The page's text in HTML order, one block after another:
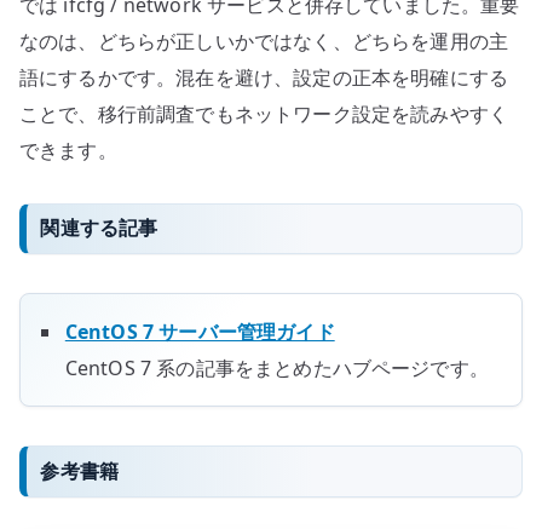
なのは、どちらが正しいかではなく、どちらを運用の主
語にするかです。混在を避け、設定の正本を明確にする
ことで、移行前調査でもネットワーク設定を読みやすく
できます。
関連する記事
CentOS 7 サーバー管理ガイド
CentOS 7 系の記事をまとめたハブページです。
参考書籍